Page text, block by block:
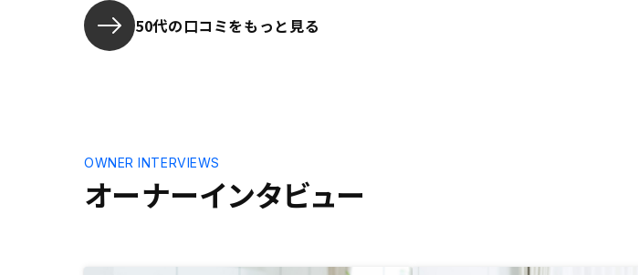
50代の口コミをもっと見る
オーナーインタビュー
OWNER INTERVIEWS